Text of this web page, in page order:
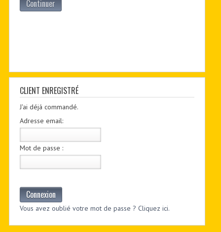
Continuer
CLIENT ENREGISTRÉ
J'ai déjá commandé.
Adresse email:
Mot de passe :
Connexion
Vous avez oublié votre mot de passe ? Cliquez ici.